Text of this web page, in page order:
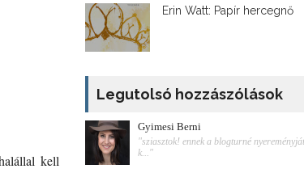
kell
Erin Watt: Papír hercegnő
Legutolsó hozzászólások
Gyimesi Berni
"sziasztok! ennek a blogturné
k..."